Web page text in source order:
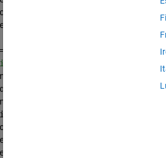
heaviside(t-pi) + (-
%first define the variables
sym((
'D(D(y))(t) + 3*D(y)(t) +
the differential equation
= laplace(eqn , t, s);
%find the
= subs(lteqn , {
= solve(neweqn, Y);
, s, t)
y , [0 15]);
'graph of Laplace Transform